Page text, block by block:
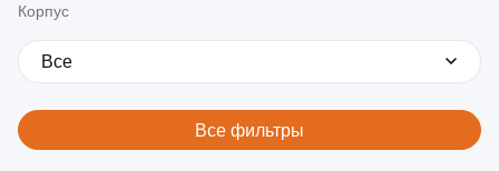
Корпус
Все
Все фильтры